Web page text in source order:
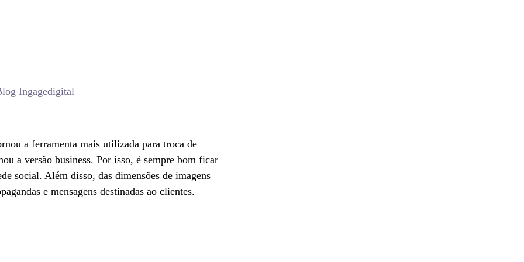
Ingagedigital
a ferramenta mais utilizada para troca de
a versão business. Por isso, é sempre bom ficar
social. Além disso, das dimensões de imagens
e mensagens destinadas ao clientes.